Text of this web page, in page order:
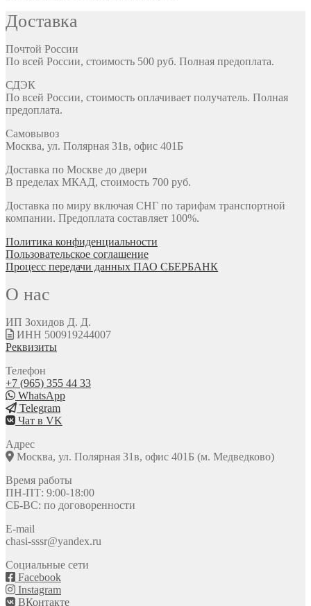
Доставка
Почтой России
По всей России, стоимость 500 руб. Полная предоплата.
СДЭК
По всей России, стоимость оплачивает получатель. Полная
предоплата.
Самовывоз
Москва, ул. Полярная 31в, офис 401Б
Доставка по Москве до двери
В пределах МКАД, стоимость 700 руб.
Доставка по миру включая СНГ по тарифам транспортной
компании. Предоплата составляет 100%.
Политика конфиденциальности
Пользовательское соглашение
Процесс передачи данных ПАО СБЕРБАНК
О нас
ИП Зохидов Д. Д.
ИНН 500919244007
Реквизиты
Телефон
+7 (965) 355 44 33
WhatsApp
Telegram
Чат в VK
Адрес
Москва, ул. Полярная 31в, офис 401Б (м. Медведково)
Время работы
ПН-ПТ: 9:00-18:00
СБ-ВС: по договоренности
E-mail
chasi-sssr@yandex.ru
Социальные сети
Facebook
Instagram
ВКонтакте